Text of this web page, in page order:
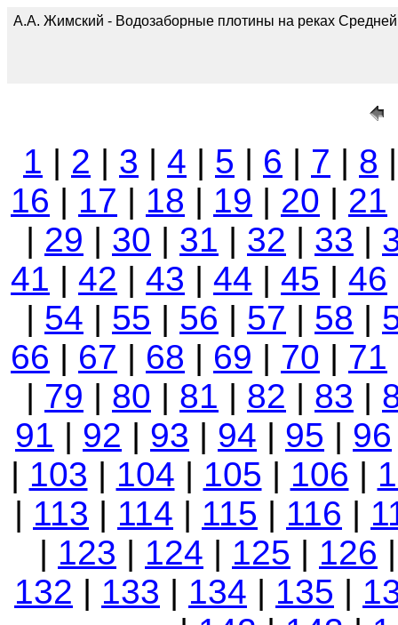
А.А. Жимский - Водозаборные плотины на реках
1 | 2 | 3 | 4 | 5 | 6 | 7 | 8
16 | 17 | 18 | 19 | 20 | 21
| 29 | 30 | 31 | 32 | 33 |
41 | 42 | 43 | 44 | 45 | 46
| 54 | 55 | 56 | 57 | 58 |
66 | 67 | 68 | 69 | 70 | 71
| 79 | 80 | 81 | 82 | 83 |
91 | 92 | 93 | 94 | 95 | 96
| 103 | 104 | 105 | 106 |
| 113 | 114 | 115 | 116 |
| 123 | 124 | 125 | 126
132 | 133 | 134 | 135 |